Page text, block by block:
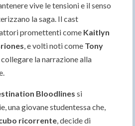
vive le tensioni e il senso
la saga. Il cast
promettenti come Kaitlyn
, e volti noti come Tony
la narrazione alla
Bloodlines si
una giovane studentessa che,
ricorrente, decide di